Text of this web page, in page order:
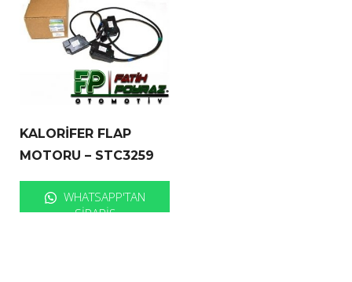
KALORİFER FLAP
MOTORU – STC3259
WHATSAPP'TAN
SIPARIŞ